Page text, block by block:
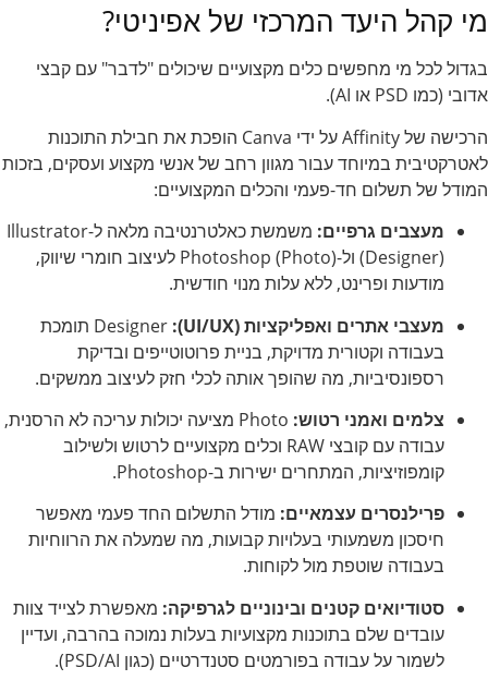
מי קהל היעד המרכזי של אפיניטי?
בגדול לכל מי מחפשים כלים מקצועיים שיכולים "לדבר" עם קבצי
אדובי (כמו PSD או AI).
הרכישה של Affinity על ידי Canva הופכת את חבילת התוכנות
לאטרקטיבית במיוחד עבור מגוון רחב של אנשי מקצוע ועסקים, בזכות
המודל של תשלום חד-פעמי והכלים המקצועיים:
מעצבים גרפיים:
משמשת כאלטרנטיבה מלאה ל-Illustrator
(Designer) ול-Photoshop (Photo) לעיצוב חומרי שיווק,
מודעות ופרינט, ללא עלות מנוי חודשית.
מעצבי אתרים ואפליקציות (UI/UX):
Designer תומכת
בעבודה וקטורית מדויקת, בניית פרוטוטייפים ובדיקת
רספונסיביות, מה שהופך אותה לכלי חזק לעיצוב ממשקים.
צלמים ואמני רטוש:
Photo מציעה יכולות עריכה לא הרסנית,
עבודה עם קובצי RAW וכלים מקצועיים לרטוש ולשילוב
קומפוזיציות, המתחרים ישירות ב-Photoshop.
פרילנסרים עצמאיים: מודל התשלום החד פעמי מאפשר
חיסכון משמעותי בעלויות קבועות, מה שמעלה את הרווחיות
בעבודה שוטפת מול לקוחות.
סטודיואים קטנים ובינוניים לגרפיקה: מאפשרת לצייד צוות
עובדים שלם בתוכנות מקצועיות בעלות נמוכה בהרבה, ועדיין
לשמור על עבודה בפורמטים סטנדרטיים (כגון PSD/AI).